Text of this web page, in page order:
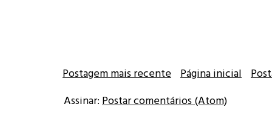
Postagem mais recente Página inicial
Assinar: Postar comentários (Atom)